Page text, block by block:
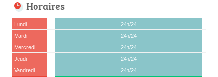
Horaires
Lundi
24h/24
Mardi
24h/24
Mercredi
24h/24
Jeudi
24h/24
Vendredi
24h/24